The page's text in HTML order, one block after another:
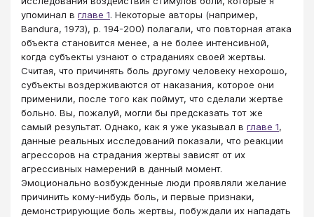
упоминал в главе 1. Некоторые авторы (например,
Bandura, 1973), р. 194-200) полагали, что повторная атака
объекта становится менее, а не более интенсивной,
когда субъекты узнают о страданиях своей жертвы.
Считая, что причинять боль другому человеку нехорошо,
субъекты воздерживаются от наказания, которое они
применили, после того как поймут, что сделали жертве
больно. Вы, пожалуй, могли бы предсказать тот же
самый результат. Однако, как я уже указывал в главе 1,
данные реальных исследований показали, что реакции
агрессоров на страдания жертвы зависят от их
агрессивных намерений в данный момент.
Эмоционально возбужденные люди проявляли желание
причинить кому-нибудь боль, и первые признаки,
демонстрирующие боль жертвы, побуждали их нападать